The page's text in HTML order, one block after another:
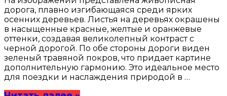
дорога, плавно изгибающаяся среди ярких
осенних деревьев. Листья на деревьях окрашены
в насыщенные красные, желтые и оранжевые
оттенки, создавая великолепный контраст с
черной дорогой. По обе стороны дороги виден
зеленый травяной покров, что придает картине
дополнительную гармонию. Это идеальное место
для поездки и наслаждения природой в …